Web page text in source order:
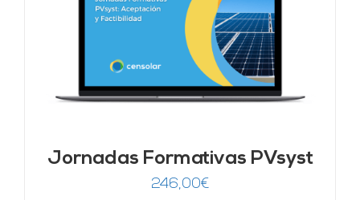
Jornadas Formativas PVsyst
246,00€